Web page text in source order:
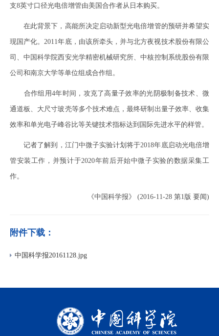
支8英寸口径光电倍增管由美国合作者从日本购买。
在此背景下，高能所决定启动新型光电倍增管的预研并希望实
现国产化。2011年底，由该所牵头，并与北方夜视技术股份有限公
司、中国科学院西安光学精密机械研究所、中核控制系统股份有限
公司和南京大学等单位组成合作组。
合作组用4年时间，攻克了高量子效率的光阴极制备技术、微
通道板、大尺寸玻壳等多个技术难点，最终研制出量子效率、收集
效率和单光电子峰谷比等关键技术指标达到国际先进水平的样管。
记者了解到，江门中微子实验计划将于2018年底启动光电倍增
管安装工作，并预计于2020年前后开始中微子实验的数据采集工
作。
《中国科学报》 (2016-11-28 第1版 要闻)
附件下载：
中国科学报20161128.jpg